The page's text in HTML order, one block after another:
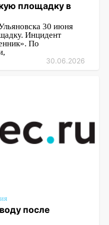
площадку в
30 июня
Инцидент
По
30.06.2026
после